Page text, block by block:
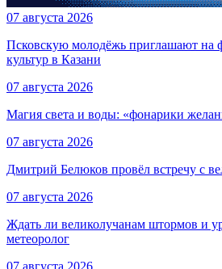
07 августа 2026
Псковскую молодёжь приглашают на
культур в Казани
07 августа 2026
Магия света и воды: «фонарики
07 августа 2026
Дмитрий Белюков провёл встречу с
07 августа 2026
Ждать ли великолучанам штормов и
метеоролог